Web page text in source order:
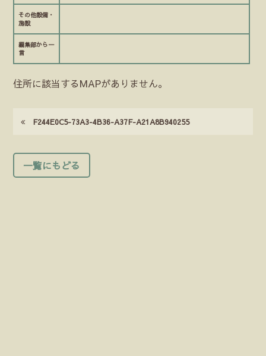
その他設備・
施設
編集部から一
言
住所に該当するMAPがありません。
F244E0C5-73A3-4B36-A37F-A21A8B940255
一覧にもどる